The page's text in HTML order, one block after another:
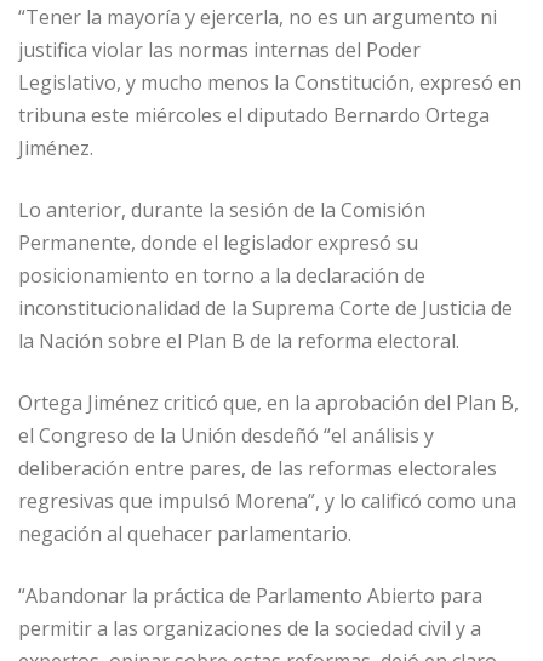
“Tener la mayoría y ejercerla, no es un argumento ni
justifica violar las normas internas del Poder
Legislativo, y mucho menos la Constitución, expresó en
tribuna este miércoles el diputado Bernardo Ortega
Jiménez.
Lo anterior, durante la sesión de la Comisión
Permanente, donde el legislador expresó su
posicionamiento en torno a la declaración de
inconstitucionalidad de la Suprema Corte de Justicia de
la Nación sobre el Plan B de la reforma electoral.
Ortega Jiménez criticó que, en la aprobación del Plan B,
el Congreso de la Unión desdeñó “el análisis y
deliberación entre pares, de las reformas electorales
regresivas que impulsó Morena”, y lo calificó como una
negación al quehacer parlamentario.
“Abandonar la práctica de Parlamento Abierto para
permitir a las organizaciones de la sociedad civil y a